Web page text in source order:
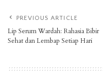
PREVIOUS ARTICLE
Lip Serum Wardah: Rahasia Bibir
Sehat dan Lembap Setiap Hari